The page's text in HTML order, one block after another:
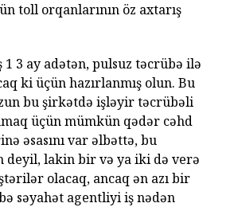
toll orqanlarının öz axtarış
3 ay adətən, pulsuz təcrübə ilə
ki üçün hazırlanmış olun. Bu
bu şirkətdə işləyir təcrübəli
üçün mümkün qədər cəhd
əsasını var əlbəttə, bu
deyil, lakin bir və ya iki də verə
olacaq, ancaq ən azı bir
səyahət agentliyi iş nədən